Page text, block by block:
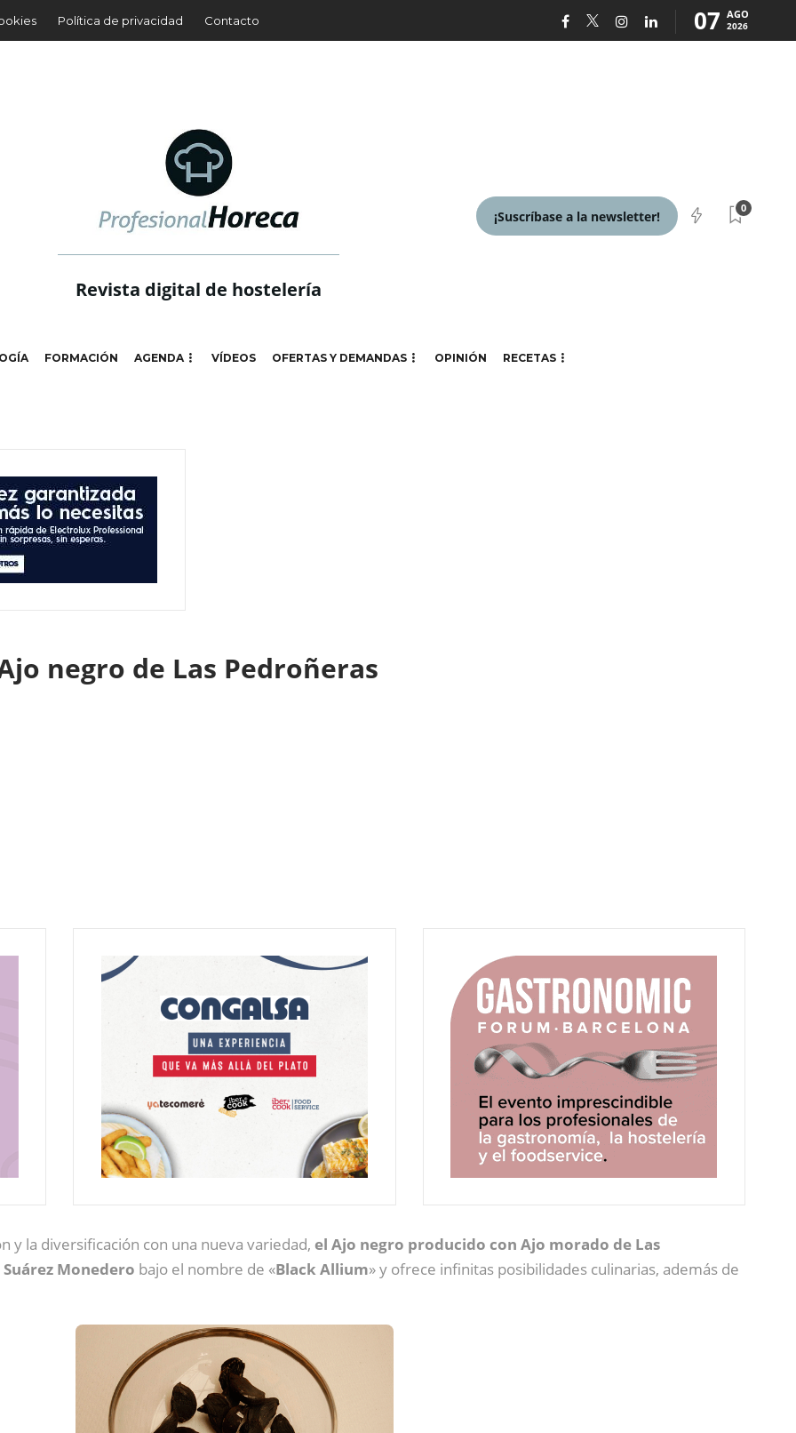
Política de privacidad Contacto 07 AGO
2026
Revista digital de hostelería
¡Suscríbase a la newsletter!
0
FORMACIÓN AGENDA VÍDEOS OFERTAS Y DEMANDAS OPINIÓN RECETAS
negro de Las Pedroñeras
y la diversificación con una nueva variedad, el Ajo negro producido con Ajo morado de Las
Suárez Monedero bajo el nombre de «Black Allium» y ofrece infinitas posibilidades culinarias, además de